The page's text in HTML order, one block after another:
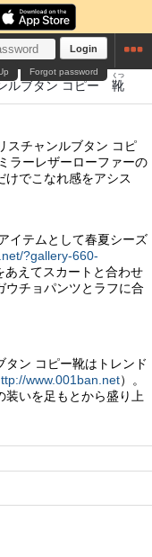
Login
Forgot password
ルブタン コピー 靴
くつ
スチャンルブタン コピ
ラーレザーローファーの
でこなれ感をアシス
イテムとして春夏シーズ
?gallery-660-
あえてスカートと合わせ
ウチョパンツとラフに合
タン コピー靴はトレンド
www.001ban.net）。
装いを足もとから盛り上